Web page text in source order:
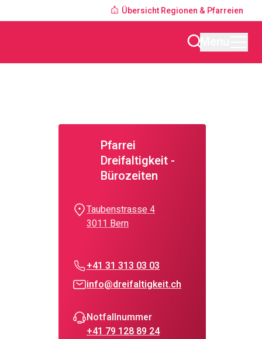
Übersicht Regionen & Pfarreien
Pfarrei
Dreifaltigkeit -
Bürozeiten
Taubenstrasse 4
3011 Bern
+41 31 313 03 03
info@dreifaltigkeit.ch
Notfallnummer
+41 79 128 89 24